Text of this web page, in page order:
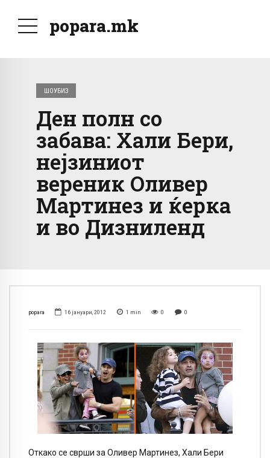
popara.mk
ШОУБИЗ
Ден полн со
забава: Хали Бери,
нејзиниот
вереник Оливер
Мартинез и ќерка
и во Дизниленд
popara 16 јануари, 2012 1 min 0 0
Откако се сврши за Оливер Мартинез, Хали Бери